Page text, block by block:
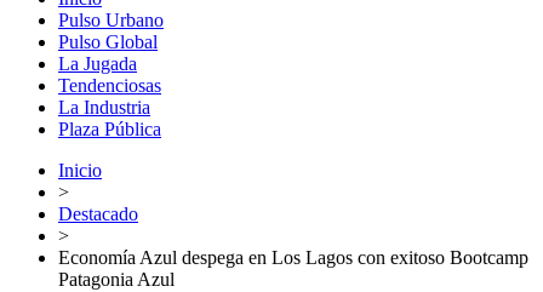
Pulso Urbano
Pulso Global
La Jugada
Tendenciosas
La Industria
Plaza Pública
Inicio
>
Destacado
>
Economía Azul despega en Los Lagos con exitoso Bootcamp
Patagonia Azul